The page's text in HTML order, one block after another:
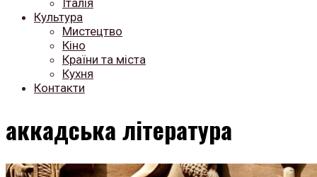
Італія
Культура
Мистецтво
Кіно
Країни та міста
Кухня
Контакти
аккадська література